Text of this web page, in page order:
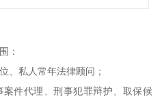
：
、私人常年法律顾问；
件代理、刑事犯罪辩护、取保候